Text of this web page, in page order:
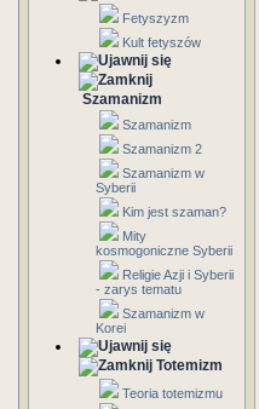
Fetyszyzm
Kult fetyszów
Szamanizm
Szamanizm
Szamanizm 2
Szamanizm w
Syberii
Kim jest szaman?
Mity
kosmogoniczne Syberii
Religie Azji i Syberii
- zarys tematu
Szamanizm w
Korei
Totemizm
Teoria totemizmu